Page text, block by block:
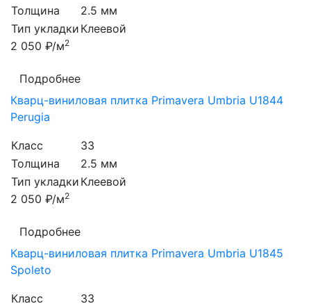
Толщина
2.5 мм
Тип укладки Клеевой
2 050 ₽/м2
Подробнее
Кварц-виниловая плитка Primavera Umbria U1844
Perugia
Класс
33
Толщина
2.5 мм
Тип укладки Клеевой
2 050 ₽/м2
Подробнее
Кварц-виниловая плитка Primavera Umbria U1845
Spoleto
Класс
33